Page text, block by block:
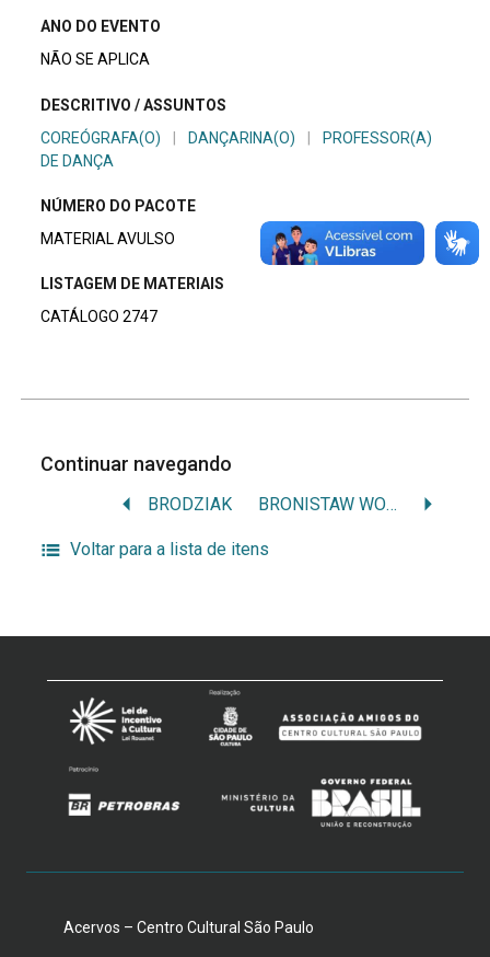
ANO DO EVENTO
NÃO SE APLICA
DESCRITIVO / ASSUNTOS
COREÓGRAFA(O)
DANÇARINA(O)
PROFESSOR(A)
DE DANÇA
NÚMERO DO PACOTE
MATERIAL AVULSO
LISTAGEM DE MATERIAIS
CATÁLOGO 2747
Continuar navegando
BRODZIAK BRONISTAW WOZCIECH LINKE
Voltar para a lista de itens
Acervos – Centro Cultural São Paulo